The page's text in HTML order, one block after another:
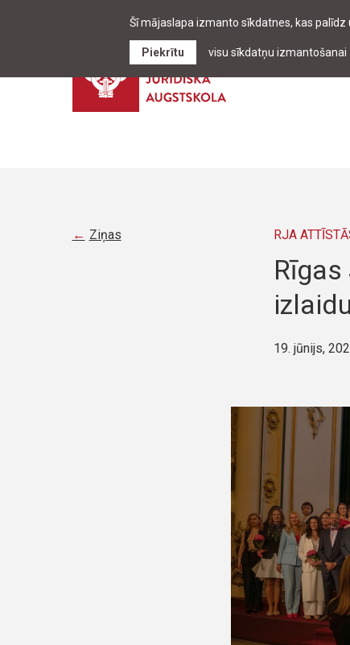
Šī mājaslapa izmanto sīkdatnes, kas
Piekrītu visu sīkdatņu izmantošanai
Ziņas RJA
19. jūnijs,